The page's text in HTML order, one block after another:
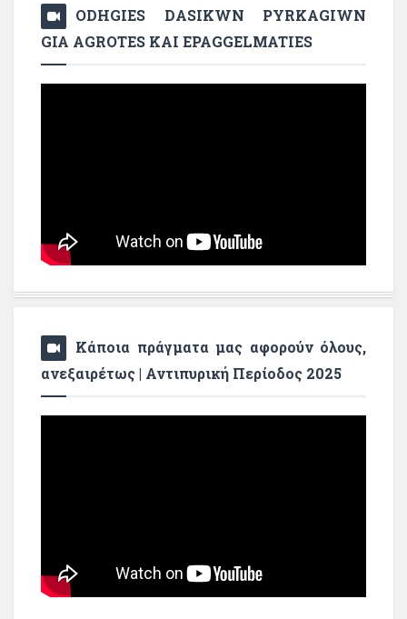
ODHGIES DASIKWN PYRKAGIWN
GIA AGROTES KAI EPAGGELMATIES
Κάποια πράγματα μας αφορούν όλους,
ανεξαιρέτως | Αντιπυρική Περίοδος 2025